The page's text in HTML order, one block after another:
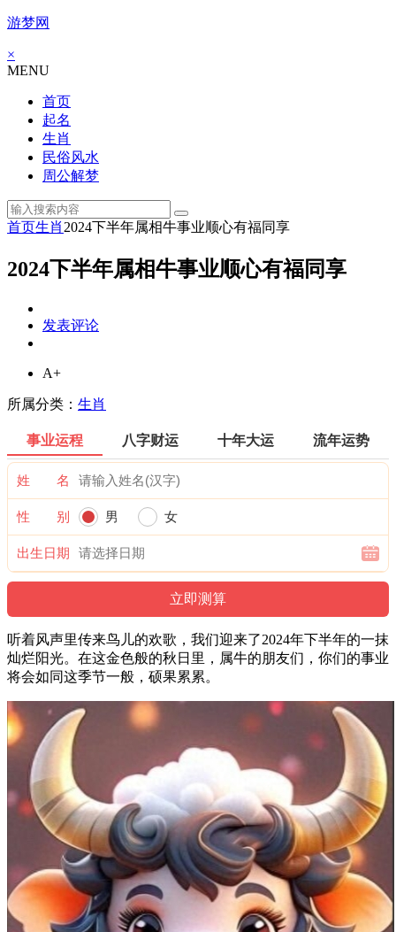
游梦网
×
MENU
首页
起名
生肖
民俗风水
周公解梦
首页生肖 2024下半年属相牛事业顺心有福同享
2024下半年属相牛事业顺心有福同享
发表评论
A+
所属分类： 生肖
事业运程 八字财运 十年大运 流年运势
姓 名
性 别 男 女
出生日期
听着风声里传来鸟儿的欢歌，我们迎来了2024年下半年的一抹
灿烂阳光。在这金色般的秋日里，属牛的朋友们，你们的事业
将会如同这季节一般，硕果累累。